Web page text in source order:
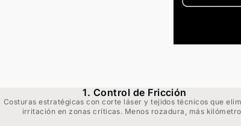
1. Control de Fricción
Costuras estratégicas con corte láser y tejidos técnicos que
irritación en zonas críticas. Menos rozadura, más